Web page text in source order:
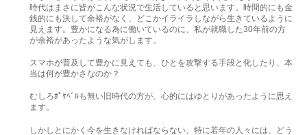
時代はまさに皆がこんな状況で生活していると思います。時間的にも金
銭的にも決して余裕がなく、どこかイライラしながら生きているように
見えます。豊かになる為に働いているのに、私が就職した30年前の方
が余裕があったような気がします。
スマホが普及して豊かに見えても、ひとを攻撃する手段と化したり、本
当は何が豊かさなのか？
むしろﾎﾟｹﾍﾞﾙも無い旧時代の方が、心的にはゆとりがあったように思え
ます。
しかしとにかく今を生きなければならない、特に若年の人々には、どう